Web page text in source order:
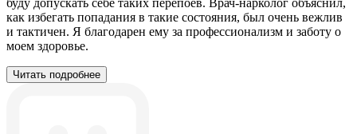
буду допускать себе таких перепоев. Врач-нарколог объяснил,
как избегать попадания в такие состояния, был очень вежлив
и тактичен. Я благодарен ему за профессионализм и заботу о
моем здоровье.
Читать подробнее